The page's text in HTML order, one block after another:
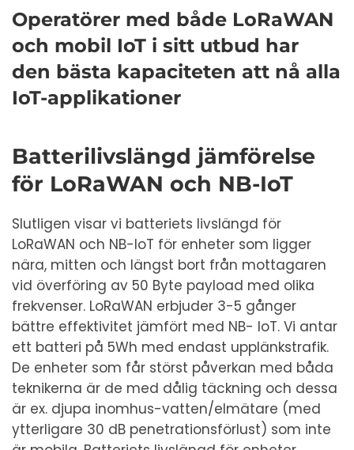
Operatörer med både LoRaWAN
och mobil IoT i sitt utbud har
den bästa kapaciteten att nå alla
IoT-applikationer
Batterilivslängd jämförelse
för LoRaWAN och NB-IoT
Slutligen visar vi batteriets livslängd för
LoRaWAN och NB-IoT för enheter som ligger
nära, mitten och längst bort från mottagaren
vid överföring av 50 Byte payload med olika
frekvenser. LoRaWAN erbjuder 3-5 gånger
bättre effektivitet jämfört med NB- IoT. Vi antar
ett batteri på 5Wh med endast upplänkstrafik.
De enheter som får störst påverkan med båda
teknikerna är de med dålig täckning och dessa
är ex. djupa inomhus-vatten/elmätare (med
ytterligare 30 dB penetrationsförlust) som inte